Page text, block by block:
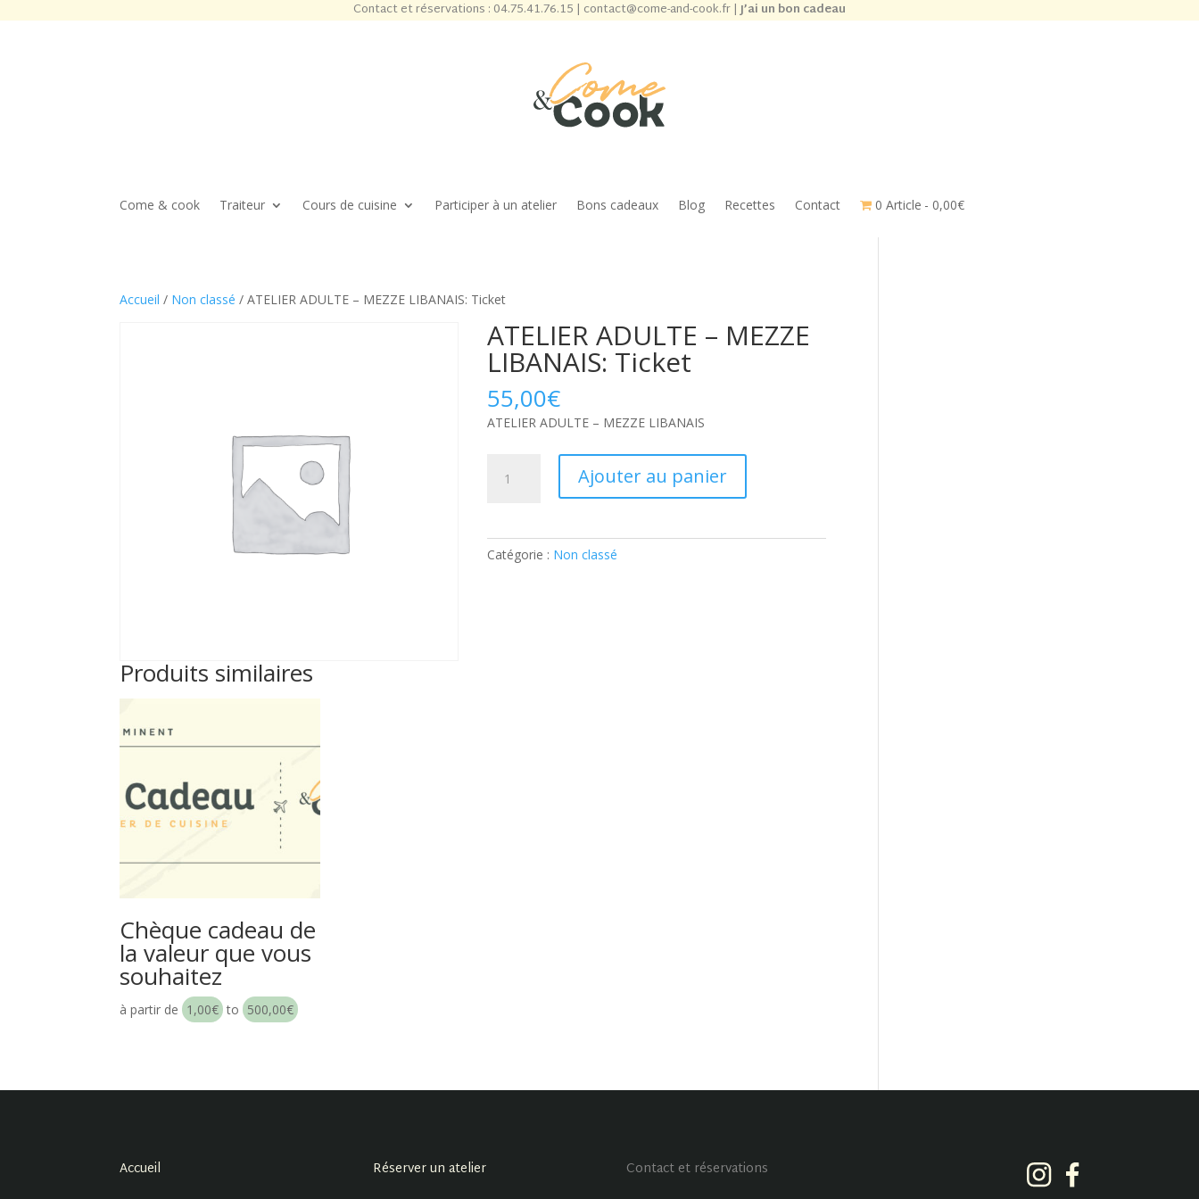
Contact et réservations : 04.75.41.76.15 | contact@come-and-cook.fr|J’ai un bon cadeau
Come & cook Traiteur Cours de cuisine Participer à un atelier Bons cadeaux Blog Recettes Contact 0 Article 0,00€
Accueil / Non classé / ATELIER ADULTE – MEZZE LIBANAIS: Ticket
ATELIER ADULTE – MEZZE
LIBANAIS: Ticket
55,00€
ATELIER ADULTE – MEZZE LIBANAIS
MEZZE
Ajouter au panier
Catégorie : Non classé
Produits similaires
Chèque cadeau de
la valeur que vous
souhaitez
à partir de 1,00€ to 500,00€
Accueil
Réserver un atelier
Contact et réservations